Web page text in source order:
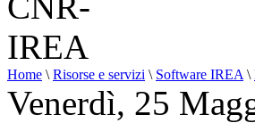
Home \ Risorse e servizi \ Software IREA \
Venerdì, 25